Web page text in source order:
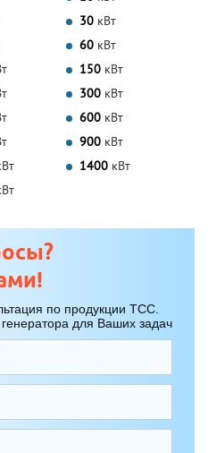
30 кВт
60 кВт
150 кВт
300 кВт
600 кВт
900 кВт
1400 кВт
по продукции ТСС.
для Ваших задач